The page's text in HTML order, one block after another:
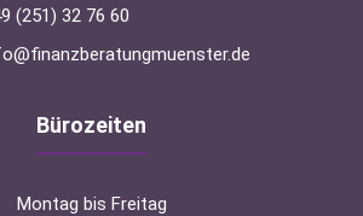
(251) 32 76 60
Bürozeiten
Montag bis Freitag